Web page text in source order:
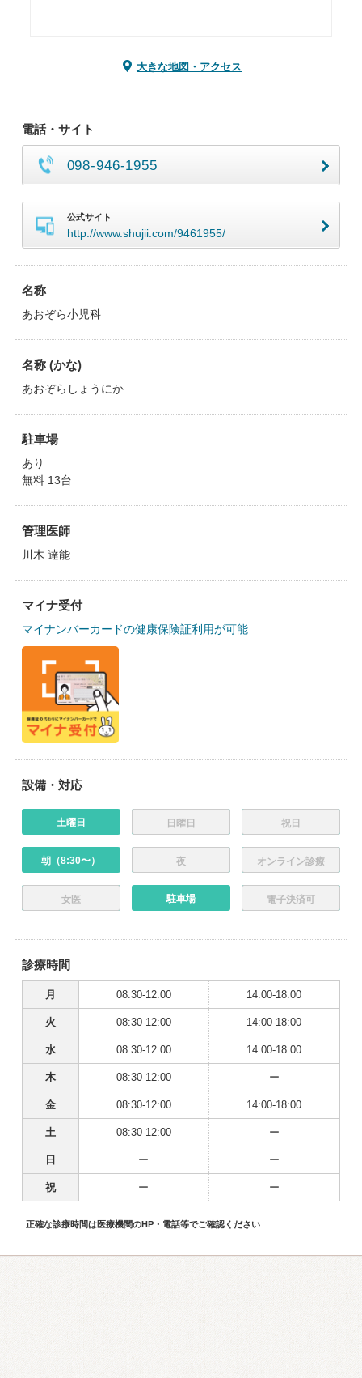
大きな地図・アクセス
電話・サイト
098-946-1955
公式サイト
http://www.shujii.com/9461955/
名称
あおぞら小児科
名称 (かな)
あおぞらしょうにか
駐車場
あり
無料 13台
管理医師
川木 達能
マイナ受付
マイナンバーカードの健康保険証利用が可能
設備・対応
土曜日 日曜日 祝日
朝（8:30〜） 夜 オンライン診療
女医 駐車場 電子決済可
診療時間
月 08:30-12:00 14:00-18:00
火 08:30-12:00 14:00-18:00
水 08:30-12:00 14:00-18:00
木 08:30-12:00 ー
金 08:30-12:00 14:00-18:00
土 08:30-12:00 ー
日 ー ー
祝 ー ー
正確な診療時間は医療機関のHP・電話等でご確認ください